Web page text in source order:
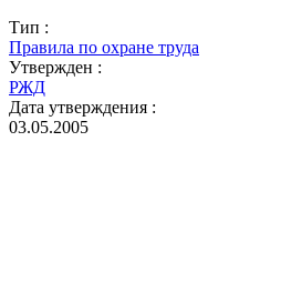
Тип :
Правила по охране труда
Утвержден :
РЖД
Дата утверждения :
03.05.2005